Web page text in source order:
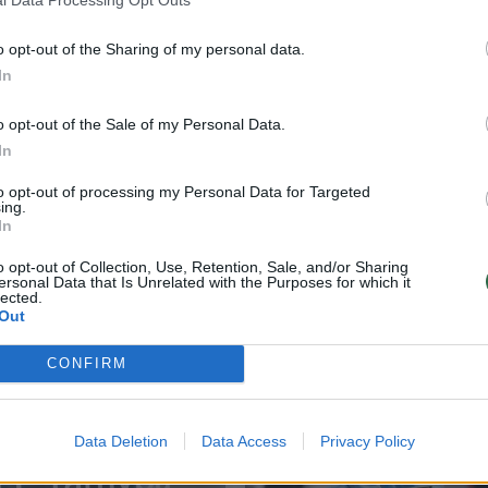
opt-out of the Sharing of my personal data.
opt-out of the Sale of my Personal Data.
opt-out of processing my Personal Data for Targeted
opt-out of Collection, Use, Retention, Sale, and/or Sharing
Data that Is Unrelated with the Purposes for which it
CONFIRM
Data Deletion Data Access Privacy Policy
Automobilių gamybos milžinė planuoja
Auto 2026-06-18
1